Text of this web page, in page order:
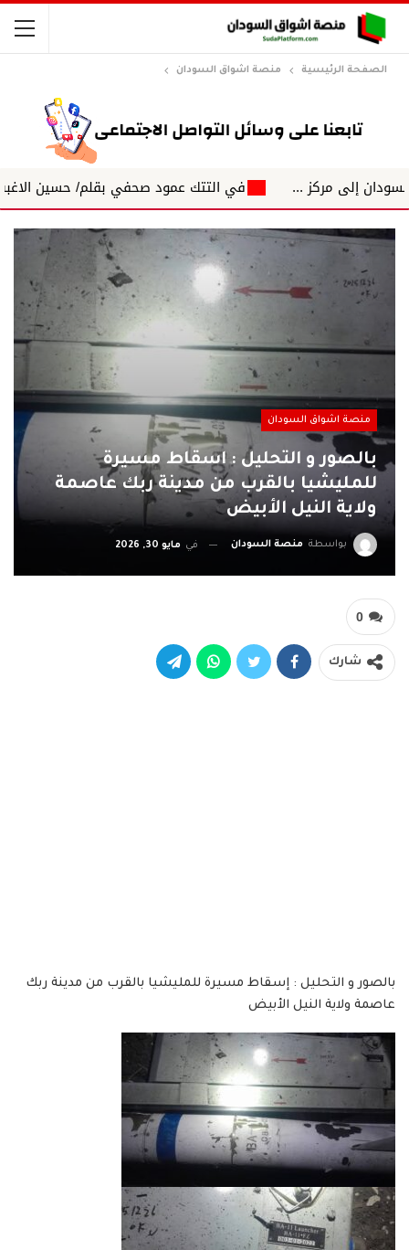
الصفحة الرئيسية منصة اشواق السودان
... في التتك عمود صحفي بقلم/ حسين الاغبش
منصة اشواق السودان
بالصور و التحليل : اسقاط مسيرة
للمليشيا بالقرب من مدينة ربك عاصمة
ولاية النيل الأبيض
بواسطة منصة السودان في مايو 30, 2026
0
شارك
بالصور و التحليل : إسقاط مسيرة للمليشيا بالقرب من مدينة ربك
عاصمة ولاية النيل الأبيض